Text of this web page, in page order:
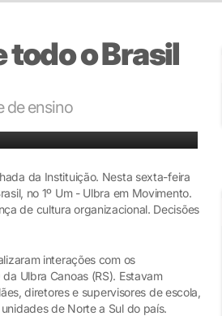
todo o Brasil
de ensino
da Instituição. Nesta sexta-feira
no 1º Um - Ulbra em Movimento.
de cultura organizacional. Decisões
interações com os
Ulbra Canoas (RS). Estavam
diretores e supervisores de escola,
de Norte a Sul do país.